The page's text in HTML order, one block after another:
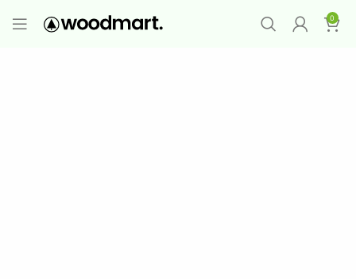
0
Premium-Compra 12 unidades y llévate 1
GRATIS ¡LO QUIERO YA